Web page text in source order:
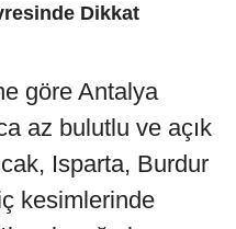
Dikkat
göre Antalya
az bulutlu ve açık
Isparta, Burdur
kesimlerinde